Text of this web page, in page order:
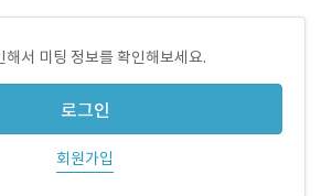
해서 미팅 정보를 확인해보세요.
로그인
회원가입